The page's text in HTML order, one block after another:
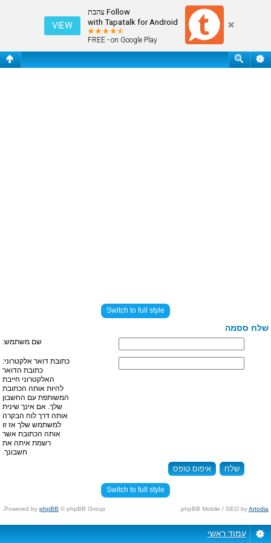
Follow צהבת
with Tapatalk for Android
FREE - on Google Play
VIEW
שלח ססמה
Switch to full style
שלח ססמה
שם משתמש:
כתובת דואר אלקטרוני:
כתובת הדואר
האלקטרוני חייבת
להיות אותה הכתובת
המשותפת עם החשבון
שלך. אם אינך שינית
אותה דרך לוח הבקרה
למשתמש שלך אז זו
אותה הכתובת אשר
רשמת איתה את
חשבונך.
Switch to full style
Powered by phpBB © phpBB Group. phpBB Mobile / SEO byArtodia
.
עמוד ראשי